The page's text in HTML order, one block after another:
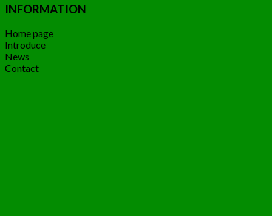
INFORMATION
Home page
Introduce
News
Contact